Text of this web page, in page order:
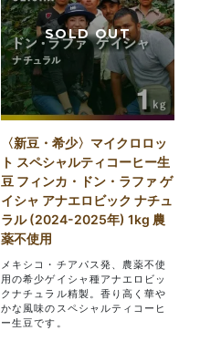
〈新豆・希少〉マイクロロッ
ト スペシャルティコーヒー生
豆 フィンカ・ドン・ラファ ゲ
イシャ アナエロビック ナチュ
ラル (2024-2025年) 1kg 農
薬不使用
メキシコ・チアパス発、農薬不使
用の希少ゲイシャ種アナエロビッ
クナチュラル精製。香り高く華や
かな風味のスペシャルティコーヒ
ー生豆です。